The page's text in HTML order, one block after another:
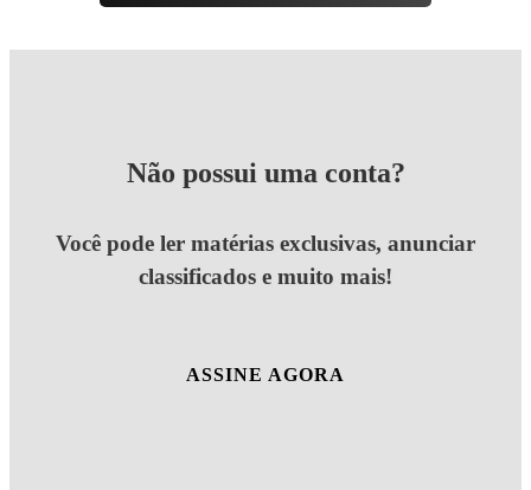
Não possui uma conta?
Você pode ler matérias exclusivas, anunciar
classificados e muito mais!
ASSINE AGORA